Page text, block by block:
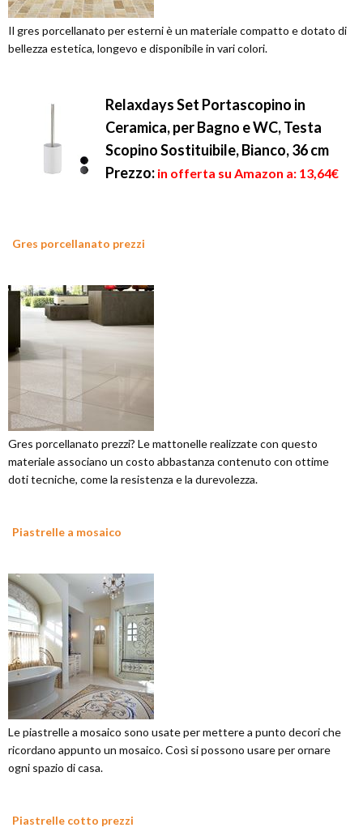
Il gres porcellanato per esterni è un materiale compatto e dotato di
bellezza estetica, longevo e disponibile in vari colori.
Relaxdays Set Portascopino in
Ceramica, per Bagno e WC, Testa
Scopino Sostituibile, Bianco, 36 cm
Prezzo: in offerta su Amazon a: 13,64€
Gres porcellanato prezzi
Gres porcellanato prezzi? Le mattonelle realizzate con questo
materiale associano un costo abbastanza contenuto con ottime
doti tecniche, come la resistenza e la durevolezza.
Piastrelle a mosaico
Le piastrelle a mosaico sono usate per mettere a punto decori che
ricordano appunto un mosaico. Così si possono usare per ornare
ogni spazio di casa.
Piastrelle cotto prezzi